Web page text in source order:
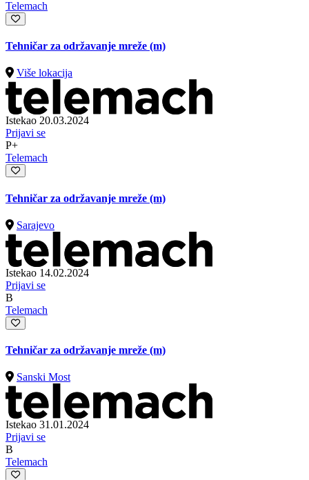
Telemach
Tehničar za održavanje mreže (m)
Više lokacija
Istekao 20.03.2024
Prijavi se
P+
Telemach
Tehničar za održavanje mreže (m)
Sarajevo
Istekao 14.02.2024
Prijavi se
B
Telemach
Tehničar za održavanje mreže (m)
Sanski Most
Istekao 31.01.2024
Prijavi se
B
Telemach